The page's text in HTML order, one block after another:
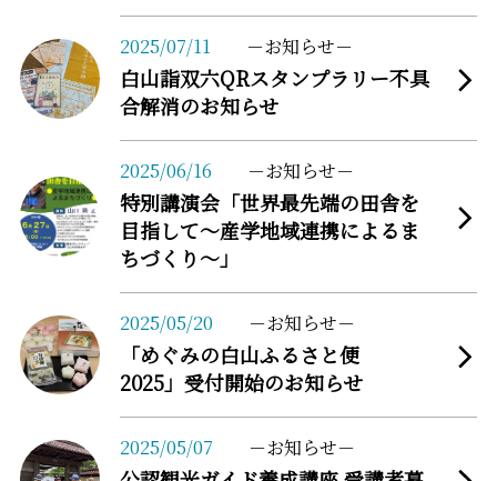
白山詣双六QRスタンプラリー不具
合解消のお知らせ
2025/07/11 お知らせ
more
特別講演会「世界最先端の田舎を
目指して～産学地域連携によるま
ちづくり～」
2025/06/16 お知らせ
more
「めぐみの白山ふるさと便
2025」受付開始のお知らせ
2025/05/20 お知らせ
more
2025/05/07 お知らせ
more